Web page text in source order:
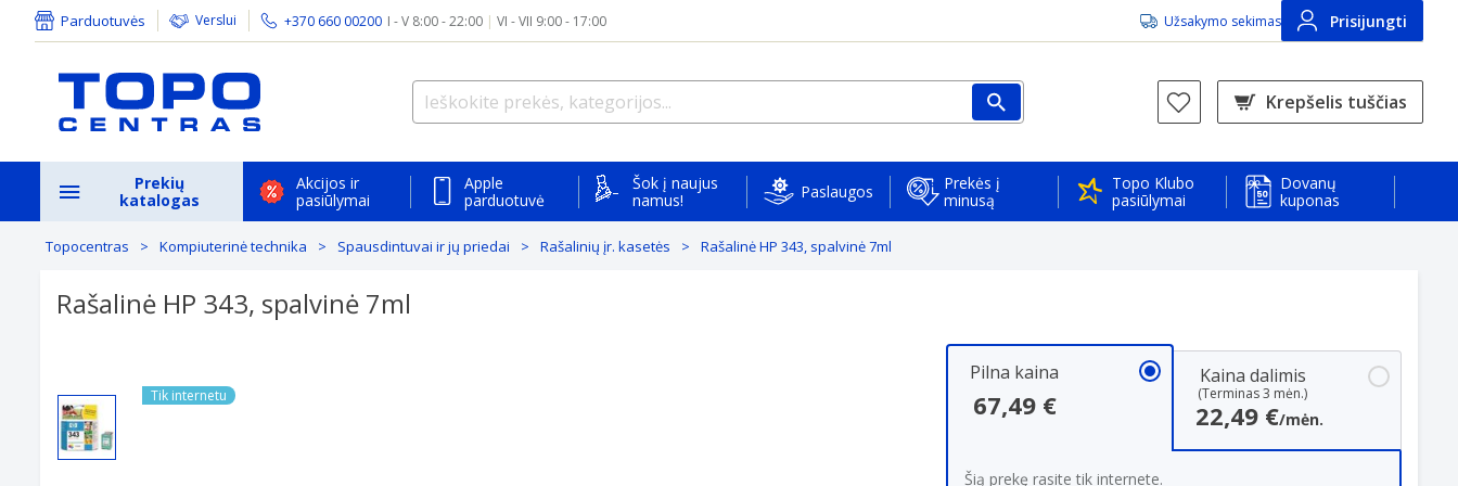
Parduotuvės Verslui +370 660 00200 I - V 8:00 - 22:00 | VI - VII 9:00 - 17:00 Užsakymo sekimas Prisijungti
Krepšelis tuščias
Prekių
katalogas
Akcijos ir
pasiūlymai
Apple
parduotuvė
Šok į naujus
namus!
Paslaugos
Prekės į
minusą
Topo Klubo
pasiūlymai
Dovanų
kuponas
Topocentras Kompiuterinė technika Spausdintuvai ir jų priedai Rašalinių įr. kasetės Rašalinė HP 343, spalvinė 7ml
Rašalinė HP 343, spalvinė 7ml
Tik internetu
Pilna kaina
67,49 €
Kaina dalimis
(Terminas 3 mėn.)
22,49 €/mėn.
Šią prekę rasite tik internete.